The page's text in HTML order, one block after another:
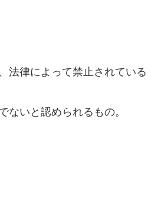
法律によって禁止されている
いと認められるもの。